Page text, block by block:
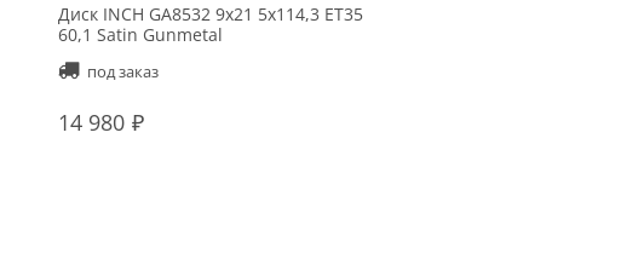
Диск INCH GA8532 9x21 5x114,3 ET35
60,1 Satin Gunmetal
под заказ
14 980